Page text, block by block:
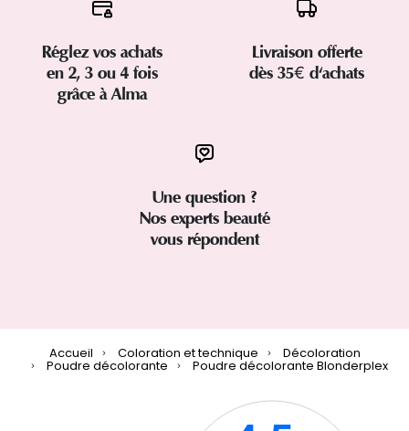
Réglez vos achats
en 2, 3 ou 4 fois
grâce à Alma
Livraison offerte
dès 35€ d'achats
Une question ?
Nos experts beauté
vous répondent
Accueil Coloration et technique Décoloration
Poudre décolorante Poudre décolorante Blonderplex